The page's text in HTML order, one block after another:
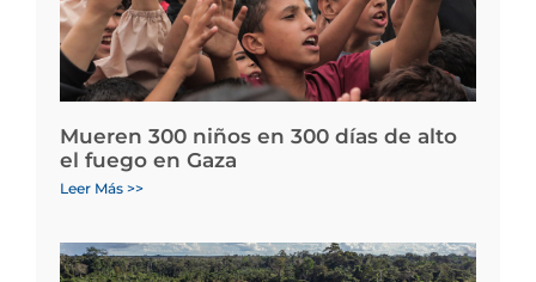
Mueren 300 niños en 300 días de alto
el fuego en Gaza
Leer Más >>